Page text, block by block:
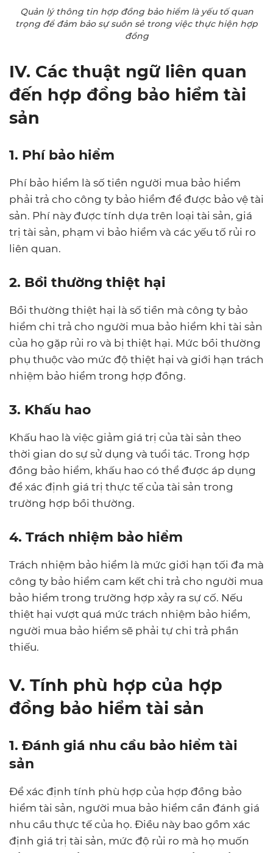
Quản lý thông tin hợp đồng bảo hiểm là yếu tố quan
trọng để đảm bảo sự suôn sẻ trong việc thực hiện hợp
đồng
IV. Các thuật ngữ liên quan
đến hợp đồng bảo hiểm tài
sản
1. Phí bảo hiểm
Phí bảo hiểm là số tiền người mua bảo hiểm
phải trả cho công ty bảo hiểm để được bảo vệ tài
sản. Phí này được tính dựa trên loại tài sản, giá
trị tài sản, phạm vi bảo hiểm và các yếu tố rủi ro
liên quan.
2. Bồi thường thiệt hại
Bồi thường thiệt hại là số tiền mà công ty bảo
hiểm chi trả cho người mua bảo hiểm khi tài sản
của họ gặp rủi ro và bị thiệt hại. Mức bồi thường
phụ thuộc vào mức độ thiệt hại và giới hạn trách
nhiệm bảo hiểm trong hợp đồng.
3. Khấu hao
Khấu hao là việc giảm giá trị của tài sản theo
thời gian do sự sử dụng và tuổi tác. Trong hợp
đồng bảo hiểm, khấu hao có thể được áp dụng
để xác định giá trị thực tế của tài sản trong
trường hợp bồi thường.
4. Trách nhiệm bảo hiểm
Trách nhiệm bảo hiểm là mức giới hạn tối đa mà
công ty bảo hiểm cam kết chi trả cho người mua
bảo hiểm trong trường hợp xảy ra sự cố. Nếu
thiệt hại vượt quá mức trách nhiệm bảo hiểm,
người mua bảo hiểm sẽ phải tự chi trả phần
thiếu.
V. Tính phù hợp của hợp
đồng bảo hiểm tài sản
1. Đánh giá nhu cầu bảo hiểm tài
sản
Để xác định tính phù hợp của hợp đồng bảo
hiểm tài sản, người mua bảo hiểm cần đánh giá
nhu cầu thực tế của họ. Điều này bao gồm xác
định giá trị tài sản, mức độ rủi ro mà họ muốn